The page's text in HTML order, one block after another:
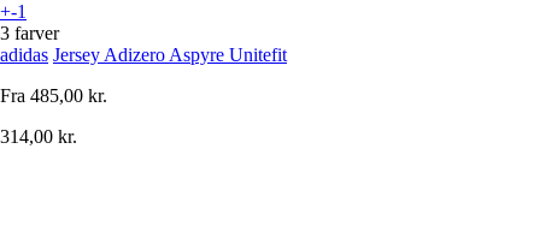
+-1
3 farver
adidas Jersey Adizero Aspyre Unitefit
Fra 485,00 kr.
314,00 kr.